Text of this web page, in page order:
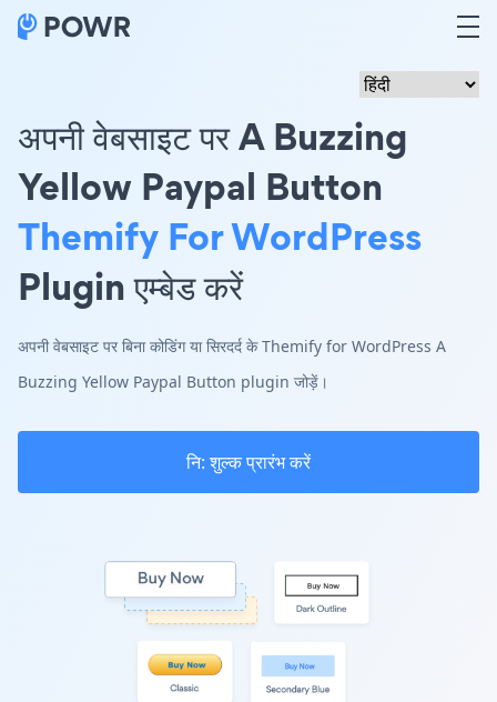
अपनी वेबसाइट पर A Buzzing
Yellow Paypal Button
Themify For WordPress
Plugin एम्बेड करें
अपनी वेबसाइट पर बिना कोडिंग या सिरदर्द के Themify for WordPress A
Buzzing Yellow Paypal Button plugin जोड़ें।
नि: शुल्क प्रारंभ करें